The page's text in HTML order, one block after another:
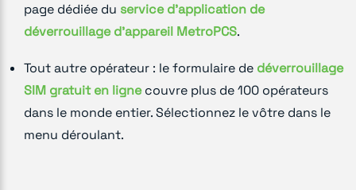
page dédiée du service d'application de
déverrouillage d'appareil MetroPCS.
Tout autre opérateur : le formulaire de déverrouillage
SIM gratuit en lignecouvre plus de 100 opérateurs
dans le monde entier. Sélectionnez le vôtre dans le
menu déroulant.